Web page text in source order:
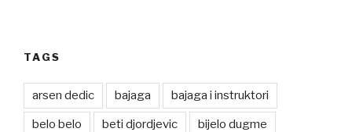
TAGS
arsen dedic bajaga bajaga i instruktori
belo belo beti djordjevic bijelo dugme